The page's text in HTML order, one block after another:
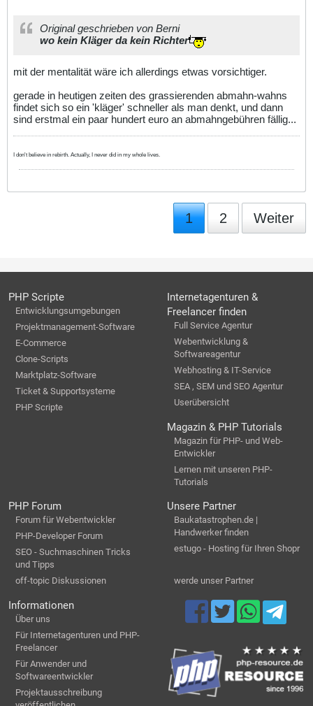
Original geschrieben von Berni
wo kein Kläger da kein Richter
mit der mentalität wäre ich allerdings etwas vorsichtiger.
gerade in heutigen zeiten des grassierenden abmahn-wahns
findet sich so ein 'kläger' schneller als man denkt, und dann
sind erstmal ein paar hundert euro an abmahngebühren fällig...
I don't believe in rebirth. Actually, I never did in my whole lives.
1 2 Weiter
PHP Scripte
Entwicklungsumgebungen
Projektmanagement-Software
E-Commerce
Clone-Scripts
Marktplatz-Software
Ticket & Supportsysteme
PHP Scripte
Internetagenturen &
Freelancer finden
Full Service Agentur
Webentwicklung &
Softwareagentur
Webhosting & IT-Service
SEA , SEM und SEO Agentur
Userübersicht
Magazin & PHP Tutorials
Magazin für PHP- und Web-
Entwickler
Lernen mit unseren PHP-
Tutorials
PHP Forum
Forum für Webentwickler
PHP-Developer Forum
SEO - Suchmaschinen Tricks
und Tipps
off-topic Diskussionen
Unsere Partner
Baukatastrophen.de |
Handwerker finden
estugo - Hosting für Ihren Shopr
werde unser Partner
Informationen
Über uns
Für Internetagenturen und PHP-
Freelancer
Für Anwender und
Softwareentwickler
Projektausschreibung